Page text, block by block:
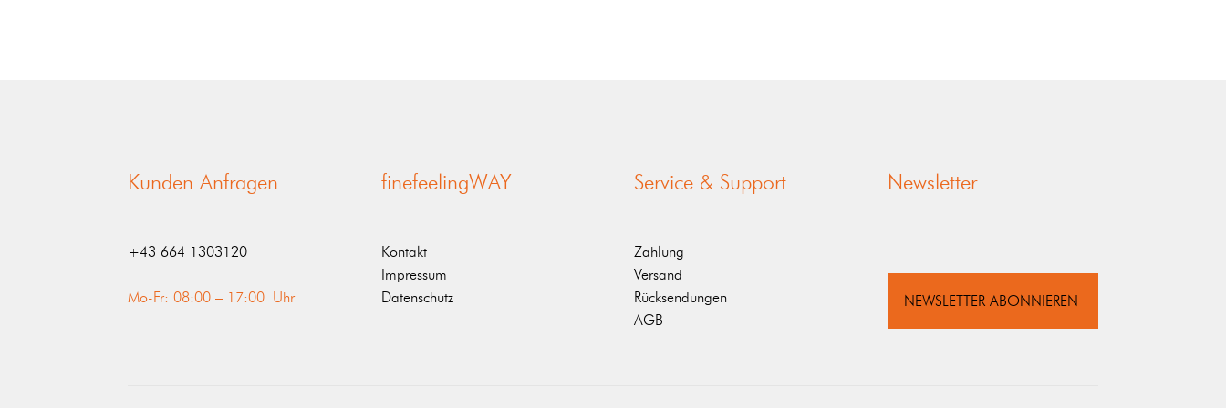
Kunden Anfragen
‭+43 664 1303120‬
Mo-Fr: 08:00 – 17:00 Uhr
finefeelingWAY
Kontakt
Impressum
Datenschutz
Service & Support
Zahlung
Versand
Rücksendungen
AGB
Newsletter
NEWSLETTER ABONNIEREN